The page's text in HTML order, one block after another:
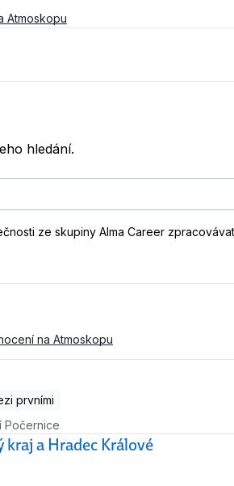
Atmoskopu
hledání.
ze skupiny Alma Career zpracovávat
na Atmoskopu
prvními
Počernice
kraj a Hradec Králové